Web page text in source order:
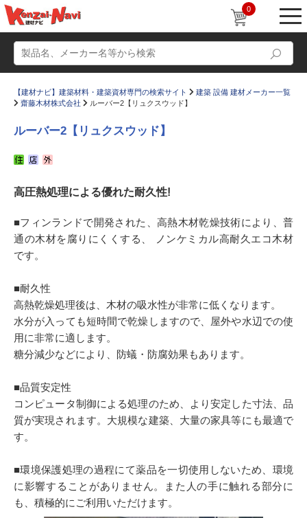
0
かたなび コラム
すまいリング 設計士インタビュー
Q＆A 販売・施工代理店募集
【建材ナビ】建築材料・建築資材専門の検索サイト
建築 設備 建材メーカー一覧
齋藤木材株式会社
ルーバー2【リュクスウッド】
ルーバー2【リュクスウッド】
高圧熱処理による優れた耐久性!
■フィンランドで開発された、高熱木材乾燥技術により、普
通の木材を腐りにくくする、 ノンケミカル高耐久エコ木材
です。
■耐久性
高熱乾燥処理後は、木材の吸水性が非常に低くなります。
水分が入っても短時間で乾燥しますので、屋外や水辺での使
用に非常に適します。
糖分減少などにより、防蟻・防腐効果もあります。
■品質安定性
コンピュータ制御による処理のため、より安定した寸法、品
質が実現されます。大規模な建築、大量の家具等にも最適で
す。
■環境保護処理の過程にて薬品を一切使用しないため、環境
に影響することがありません。また人の手に触れる部分に
も、積極的にご利用いただけます。